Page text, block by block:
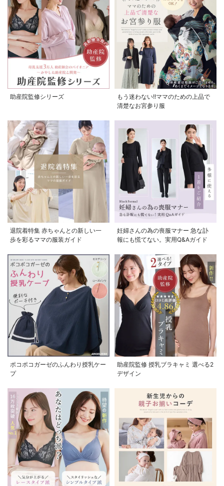
お気に入り商品を確認する
助産院監修シリーズ
もう迷わない!!ママのための上品で
清楚なお宮参り服
退院着特集 赤ちゃんとの新しい一
歩を彩るママの服装ガイド
妊婦さんの為の喪服マナー 急な訃
報にも慌てない。実用Q&Aガイド
ポコポコガーゼのふんわり授乳ケー
プ
助産院監修 授乳ブラキャミ 選べる2
デザイン